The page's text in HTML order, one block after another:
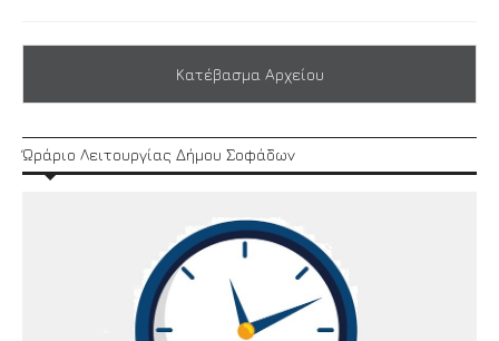
Κατέβασμα Αρχείου
Ώράριο Λειτουργίας Δήμου Σοφάδων